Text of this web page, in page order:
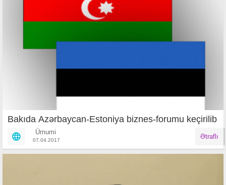
Bakıda Azərbaycan-Estoniya biznes-forumu keçirilib
Ümumi
07.04.2017 Ətraflı